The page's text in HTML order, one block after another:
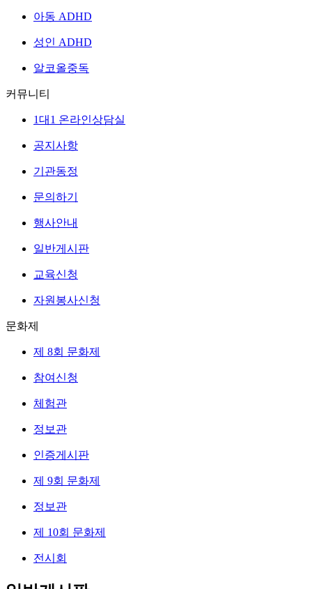
아동 ADHD
성인 ADHD
알코올중독
커뮤니티
1대1 온라인상담실
공지사항
기관동정
문의하기
행사안내
일반게시판
교육신청
자원봉사신청
문화제
제 8회 문화제
참여신청
체험관
정보관
인증게시판
제 9회 문화제
정보관
제 10회 문화제
전시회